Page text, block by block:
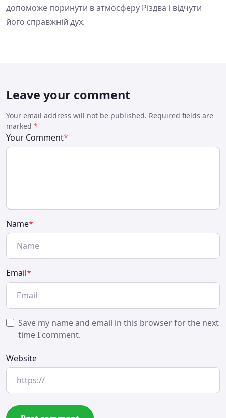
допоможе поринути в атмосферу Різдва і відчути
його справжній дух.
Leave your comment
Your email address will not be published. Required fields are
marked *
Your Comment*
Name*
Email*
Save my name and email in this browser for the next
time I comment.
Website